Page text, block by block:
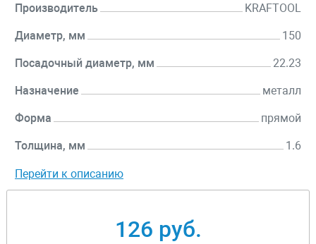
Производитель KRAFTOOL
Диаметр, мм 150
Посадочный диаметр, мм 22.23
Назначение металл
Форма прямой
Толщина, мм 1.6
Перейти к описанию
126 руб.